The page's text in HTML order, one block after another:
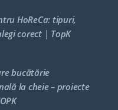
HoReCa: tipuri,
corect | TopK
bucătărie
la cheie – proiecte